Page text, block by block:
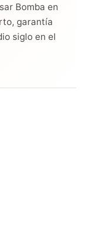
Bomba en
garantía
siglo en el